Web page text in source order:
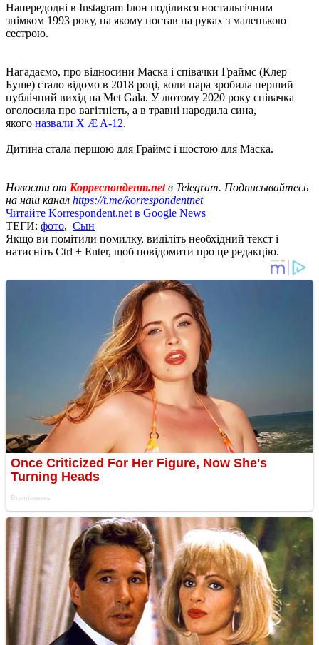
Напередодні в Instagram Ілон поділився ностальгічним
знімком 1993 року, на якому постав на руках з маленькою
сестрою.
Нагадаємо, про відносини Маска і співачки Граймс (Клер
Буше) стало відомо в 2018 році, коли пара зробила перший
публічний вихід на Met Gala. У лютому 2020 року співачка
оголосила про вагітність, а в травні народила сина,
якого назвали X Æ A-12.
Дитина стала першою для Граймс і шостою для Маска.
Новости от Корреспондент.netв Telegram. Подписывайтесь
на наш канал https://t.me/korrespondentnet
Читайте Korrespondent.net в Google News
ТЕГИ: фото, Сын
Якщо ви помітили помилку, виділіть необхідний текст і
натисніть Ctrl + Enter, щоб повідомити про це редакцію.